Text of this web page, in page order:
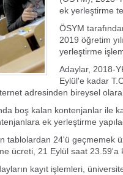
ek yerleştirme
ÖSYM
2019 öğretim
yerleştirme
Adaylar, 2018-
Eylül'e kadar
adresinden bireysel
boş kalan kontenjanlar ile
ek yerleştirme
tablolardan 24'ü geçmemek
ücreti, 21 Eylül saat 23.59'a
kayıt işlemleri,